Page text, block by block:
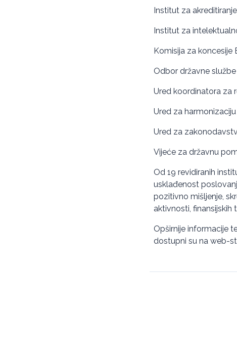
Institut za
Institut za
Komisija za koncesije
Odbor državne
Ured koordinatora za
Ured za
Ured za
Vijeće za državnu
Od 19 revidiranih
usklađenost
pozitivno mišljenje,
aktivnosti, finansijskih
Opširnije informacije
dostupni su na web-